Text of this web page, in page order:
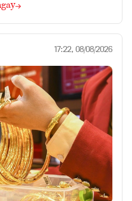
17:22, 08/08/2026